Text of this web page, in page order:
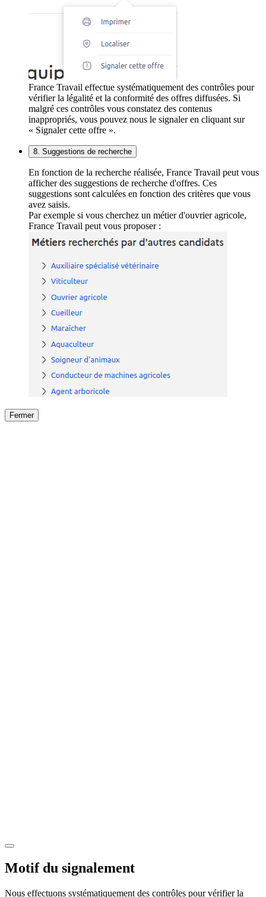
France Travail effectue systématiquement des contrôles pour
vérifier la légalité et la conformité des offres diffusées. Si
malgré ces contrôles vous constatez des contenus
inappropriés, vous pouvez nous le signaler en cliquant sur
« Signaler cette offre ».
8. Suggestions de recherche
En fonction de la recherche réalisée, France Travail peut vous
afficher des suggestions de recherche d'offres. Ces
suggestions sont calculées en fonction des critères que vous
avez saisis.
Par exemple si vous cherchez un métier d'ouvrier agricole,
France Travail peut vous proposer :
Fermer
Motif du signalement
Nous effectuons systématiquement des contrôles pour vérifier la